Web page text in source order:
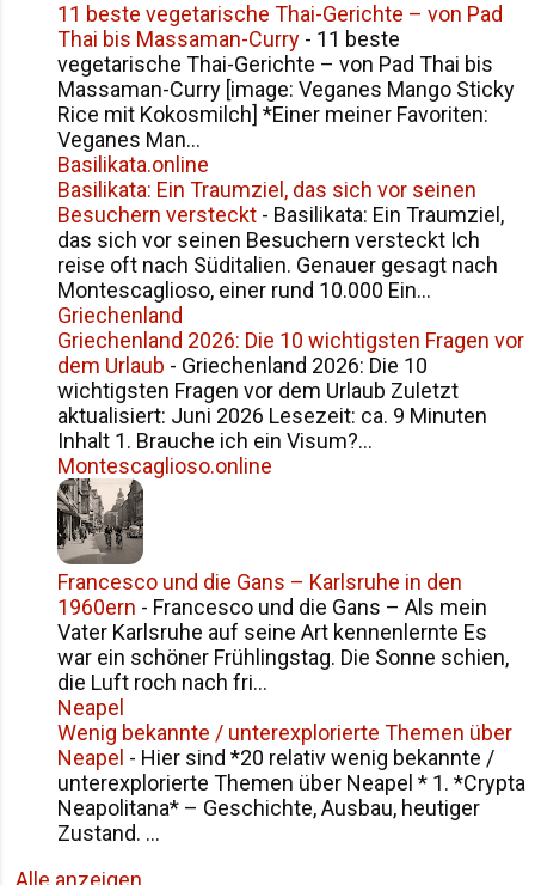
11 beste vegetarische Thai-Gerichte – von Pad
Thai bis Massaman-Curry - 11 beste
vegetarische Thai-Gerichte – von Pad Thai bis
Massaman-Curry [image: Veganes Mango Sticky
Rice mit Kokosmilch] *Einer meiner Favoriten:
Veganes Man...
Basilikata.online
Basilikata: Ein Traumziel, das sich vor seinen
Besuchern versteckt - Basilikata: Ein Traumziel,
das sich vor seinen Besuchern versteckt Ich
reise oft nach Süditalien. Genauer gesagt nach
Montescaglioso, einer rund 10.000 Ein...
Griechenland
Griechenland 2026: Die 10 wichtigsten Fragen vor
dem Urlaub - Griechenland 2026: Die 10
wichtigsten Fragen vor dem Urlaub Zuletzt
aktualisiert: Juni 2026 Lesezeit: ca. 9 Minuten
Inhalt 1. Brauche ich ein Visum?...
Montescaglioso.online
Francesco und die Gans – Karlsruhe in den
1960ern - Francesco und die Gans – Als mein
Vater Karlsruhe auf seine Art kennenlernte Es
war ein schöner Frühlingstag. Die Sonne schien,
die Luft roch nach fri...
Neapel
Wenig bekannte / unterexplorierte Themen über
Neapel - Hier sind *20 relativ wenig bekannte /
unterexplorierte Themen über Neapel * 1. *Crypta
Neapolitana* – Geschichte, Ausbau, heutiger
Zustand. ...